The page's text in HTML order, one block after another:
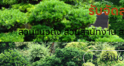
รับจัด
สวนแนวตั้ง สวนสำนักงาน
จำน